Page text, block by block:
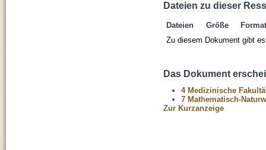
Dateien zu dieser
Dateien Größe
Format
Zu diesem Dokument gibt
Das Dokument
4 Medizinische
7 Mathematisch-
Zur Kurzanzeige